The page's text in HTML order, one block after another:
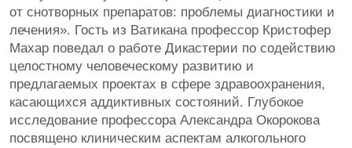
от снотворных препаратов: проблемы диагностики и
лечения». Гость из Ватикана профессор Кристофер
Махар поведал о работе Дикастерии по содействию
целостному человеческому развитию и
предлагаемых проектах в сфере здравоохранения,
касающихся аддиктивных состояний. Глубокое
исследование профессора Александра Окорокова
посвящено клиническим аспектам алкогольного